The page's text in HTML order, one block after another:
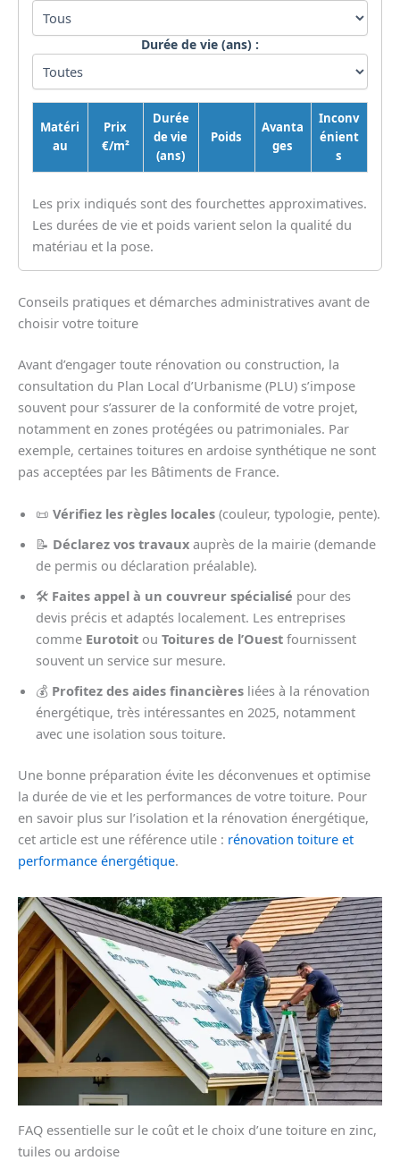
Durée de vie (ans) :
Matéri
au
Prix
€/m²
Durée
de vie
(ans)
Poids
Avanta
ges
Inconv
énient
s
Les prix indiqués sont des fourchettes approximatives.
Les durées de vie et poids varient selon la qualité du
matériau et la pose.
Conseils pratiques et démarches administratives avant de
choisir votre toiture
Avant d’engager toute rénovation ou construction, la
consultation du Plan Local d’Urbanisme (PLU) s’impose
souvent pour s’assurer de la conformité de votre projet,
notamment en zones protégées ou patrimoniales. Par
exemple, certaines toitures en ardoise synthétique ne sont
pas acceptées par les Bâtiments de France.
📜 Vérifiez les règles locales (couleur, typologie, pente).
📝 Déclarez vos travaux auprès de la mairie (demande
de permis ou déclaration préalable).
🛠️ Faites appel à un couvreur spécialisé pour des
devis précis et adaptés localement. Les entreprises
comme Eurotoit ou Toitures de l’Ouest fournissent
souvent un service sur mesure.
💰 Profitez des aides financières liées à la rénovation
énergétique, très intéressantes en 2025, notamment
avec une isolation sous toiture.
Une bonne préparation évite les déconvenues et optimise
la durée de vie et les performances de votre toiture. Pour
en savoir plus sur l’isolation et la rénovation énergétique,
cet article est une référence utile : rénovation toiture et
performance énergétique.
FAQ essentielle sur le coût et le choix d’une toiture en zinc,
tuiles ou ardoise